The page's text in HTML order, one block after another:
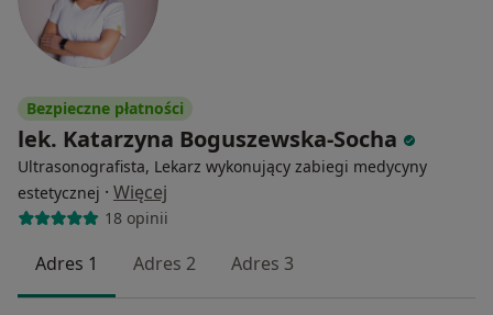
Bezpieczne płatności
lek. Katarzyna Boguszewska-Socha
Ultrasonografista, Lekarz wykonujący zabiegi medycyny
estetycznej · Więcej
18 opinii
Adres 1 Adres 2 Adres 3